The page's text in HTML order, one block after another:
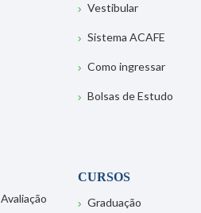
Vestibular
Sistema ACAFE
Como ingressar
Bolsas de Estudo
CURSOS
Graduação